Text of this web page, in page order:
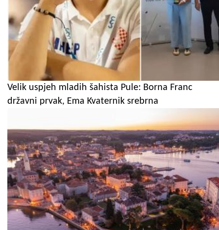
Velik uspjeh mladih šahista Pule: Borna Franc
državni prvak, Ema Kvaternik srebrna